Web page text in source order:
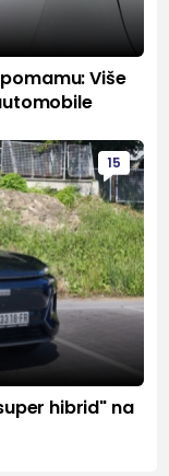
Više
15
hibrid" na